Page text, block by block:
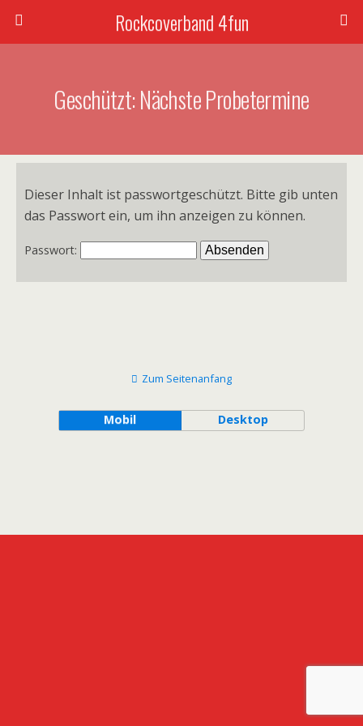
Rockcoverband 4fun
Geschützt: Nächste Probetermine
Dieser Inhalt ist passwortgeschützt. Bitte gib unten
das Passwort ein, um ihn anzeigen zu können.
Passwort:
Zum Seitenanfang
Mobil Desktop